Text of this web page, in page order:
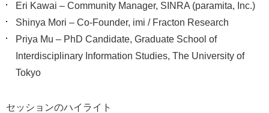
Eri Kawai – Community Manager, SINRA (paramita, Inc.)
Shinya Mori – Co-Founder, imi / Fracton Research
Priya Mu – PhD Candidate, Graduate School of
Interdisciplinary Information Studies, The University of
Tokyo
セッションのハイライト